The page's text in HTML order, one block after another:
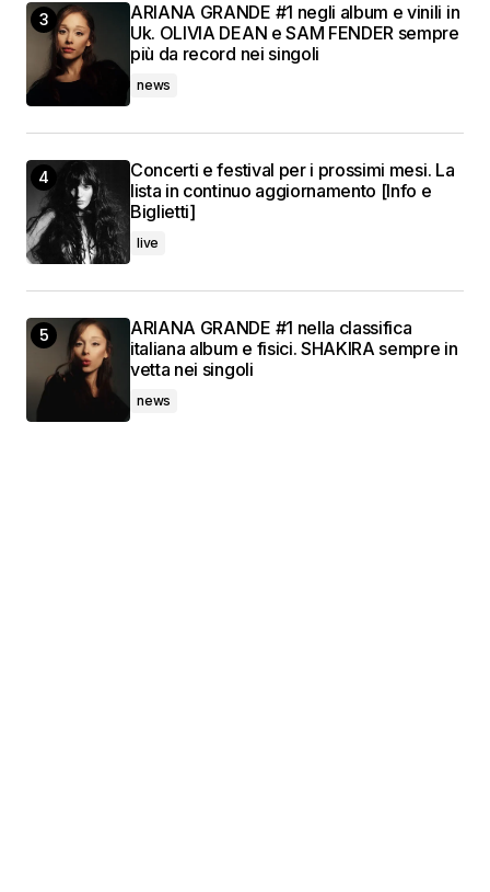
ARIANA GRANDE #1 negli album e vinili in
Uk. OLIVIA DEAN e SAM FENDER sempre
più da record nei singoli
news
Concerti e festival per i prossimi mesi. La
lista in continuo aggiornamento [Info e
Biglietti]
live
ARIANA GRANDE #1 nella classifica
italiana album e fisici. SHAKIRA sempre in
vetta nei singoli
news